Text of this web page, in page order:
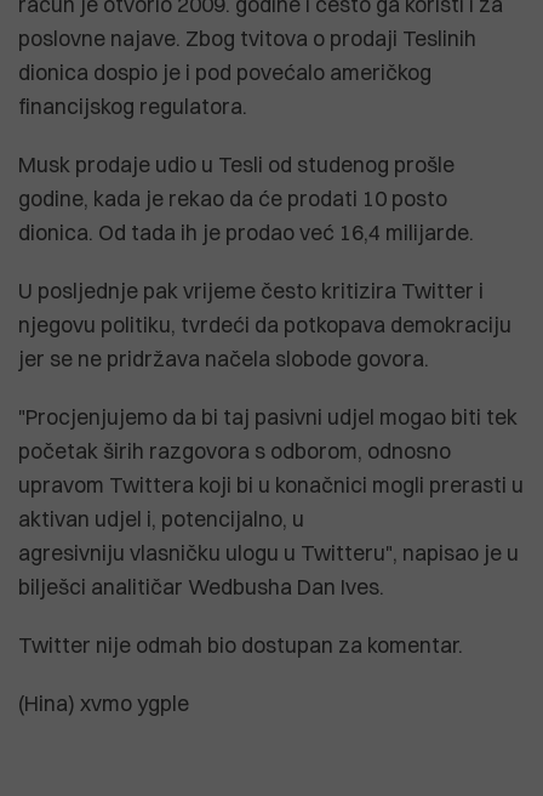
poslovne najave. Zbog tvitova o prodaji Teslinih
dionica dospio je i pod povećalo američkog
financijskog regulatora.
Musk prodaje udio u Tesli od studenog prošle
godine, kada je rekao da će prodati 10 posto
dionica. Od tada ih je prodao već 16,4 milijarde.
U posljednje pak vrijeme često kritizira Twitter i
njegovu politiku, tvrdeći da potkopava demokraciju
jer se ne pridržava načela slobode govora.
"Procjenjujemo da bi taj pasivni udjel mogao biti tek
početak širih razgovora s odborom, odnosno
upravom Twittera koji bi u konačnici mogli prerasti u
aktivan udjel i, potencijalno, u
agresivniju vlasničku ulogu u Twitteru", napisao je u
bilješci analitičar Wedbusha Dan Ives.
Twitter nije odmah bio dostupan za komentar.
(Hina) xvmo ygple